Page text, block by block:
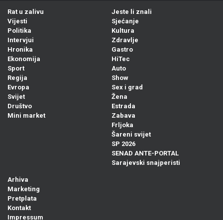
Rat u zalivu
Vijesti
Politika
Intervjui
Hronika
Ekonomija
Sport
Regija
Evropa
Svijet
Društvo
Mini market
Jeste li znali
Sjećanje
Kultura
Zdravlje
Gastro
HiTec
Auto
Show
Sex i grad
Žena
Estrada
Zabava
Frljoka
Šareni svijet
SP 2026
SENAD ANTE-PORTAL
Sarajevski snajperisti
Arhiva
Marketing
Pretplata
Kontakt
Impressum